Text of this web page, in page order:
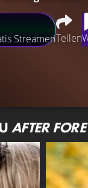
StreamenTeilen
AFTER